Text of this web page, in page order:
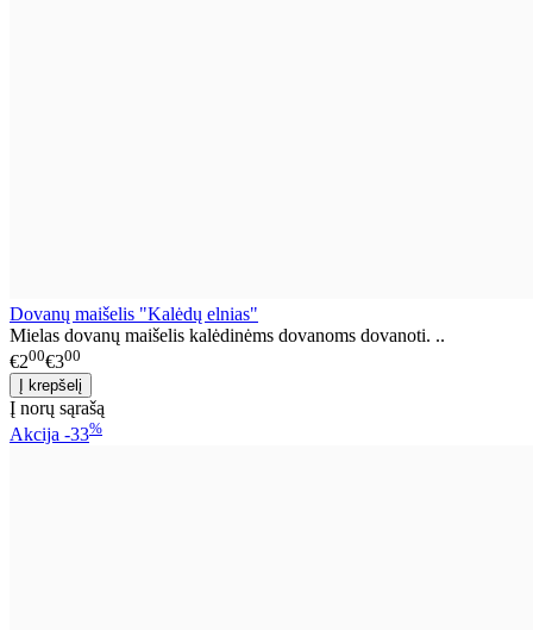
Dovanų maišelis "Kalėdų elnias"
Mielas dovanų maišelis kalėdinėms dovanoms dovanoti. ..
€200€300
Į norų sąrašą
Akcija -33%